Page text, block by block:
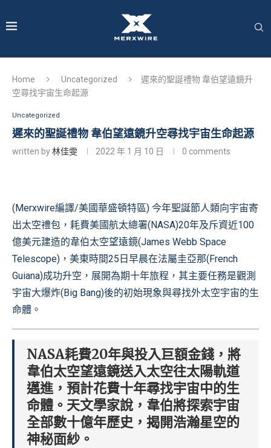
Home Uncategorized
遲來的聖誕禮物 韋伯望遠鏡升
空尋找宇宙生命起源
Uncategorized
遲來的聖誕禮物 韋伯望遠鏡升空尋找宇宙生命起源
written by林佳雯 2022 年 1 月 10 日 0 comments
(Merxwire編譯/美國華盛頓特區) 今年聖誕節人類向宇宙寄
出太空禮包，耗費美國航太總署(NASA)20年及斥資近100
億美元建造的韋伯太空望遠鏡(James Webb Space
Telescope)，美東時間25日早晨在法屬圭亞那(French
Guiana)成功升空，展開為期十年旅程，其主要任務是觀測
宇宙大爆炸(Big Bang)後的初始現象與尋找外太空宇宙的生
命體。
NASA耗費20年與投入巨額金錢，將
韋伯太空望遠鏡送入太空往太陽軌道
邁進，預計花費十年尋找宇宙中的生
命體。天文學家說，韋伯將探索宇宙
全部數十億年歷史，揭開浩瀚星空的
神秘面紗。